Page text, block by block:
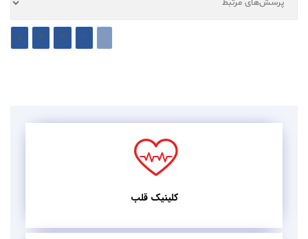
1
2
3
4
5
کلینیک قلب